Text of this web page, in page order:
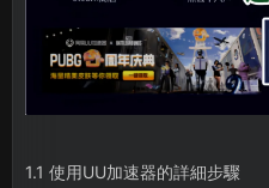
1.1 使用UU加速器的詳細步驟